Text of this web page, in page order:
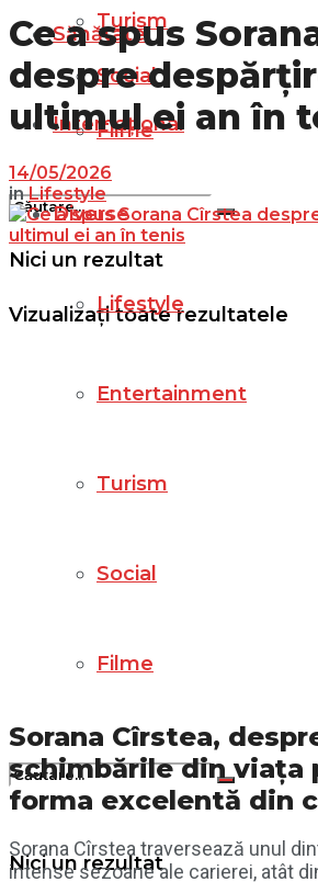
Turism
Social
Filme
Nici un rezultat
Vizualizați toate rezultatele
Sănătate
Internațional
Diverse
Lifestyle
Entertainment
Turism
Social
Filme
Nici un rezultat
Ce a spus
despre
ultimul ei an în
14/05/2026
in Lifestyle
Sorana Cîrstea,
schimbările din viața
forma excelentă din
Sorana Cîrstea traversează unul
intense sezoane ale carierei, atât